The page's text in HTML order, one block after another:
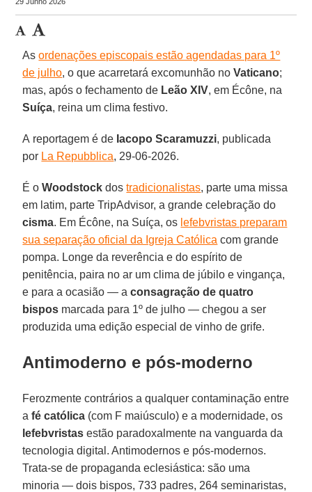
Asordenações episcopais estão agendadas para 1º
de julho, o que acarretará excomunhão noVaticano;
mas, após o fechamento de Leão XIV, em Écône, na
Suíça, reina um clima festivo.
A reportagem é de Iacopo Scaramuzzi, publicada
por La Repubblica, 29-06-2026.
É oWoodstock dostradicionalistas, parte uma missa
em latim, parte TripAdvisor, a grande celebração do
cisma. Em Écône, na Suíça, os lefebvristas preparam
sua separação oficial da Igreja Católica com grande
pompa. Longe da reverência e do espírito de
penitência, paira no ar um clima de júbilo e vingança,
e para a ocasião — a consagração de quatro
bispos marcada para 1º de julho — chegou a ser
produzida uma edição especial de vinho de grife.
Antimoderno e pós-moderno
Ferozmente contrários a qualquer contaminação entre
afé católica (com F maiúsculo) e a modernidade, os
lefebvristas estão paradoxalmente na vanguarda da
tecnologia digital. Antimodernos e pós-modernos.
Trata-se de propaganda eclesiástica: são uma
minoria — dois bispos, 733 padres, 264 seminaristas,